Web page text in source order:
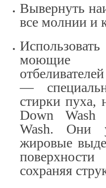
Вывернуть
все молнии и
моющие
—
стирки пуха,
Down
Wash. Они
жировые
сохраняя